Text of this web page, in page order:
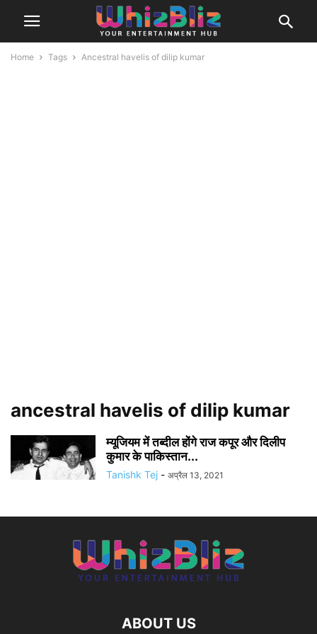
Home Tags Ancestral havelis of dilip kumar
ancestral havelis of dilip kumar
म्यूजियम में तब्दील होंगे राज कपूर और दिलीप
कुमार के पाकिस्तान...
Tanishk Tej - अप्रैल 13, 2021
ABOUT US